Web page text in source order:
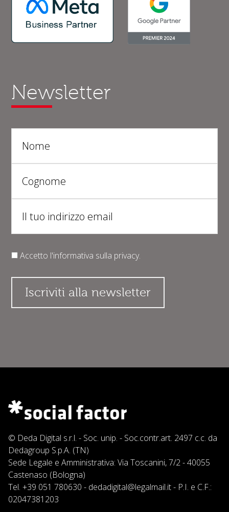
Newsletter
Accetto l'informativa sulla privacy.
© Deda Digital s.r.l. - Soc. unip. - Soc.contr.art. 2497 c.c. da
Dedagroup S.p.A. (TN)
Sede Legale e Amministrativa: Via Toscanini, 7/2 - 40055
Castenaso (Bologna)
Tel. +39 051 780630 - dedadigital@legalmail.it- P.I. e C.F.:
02047381203